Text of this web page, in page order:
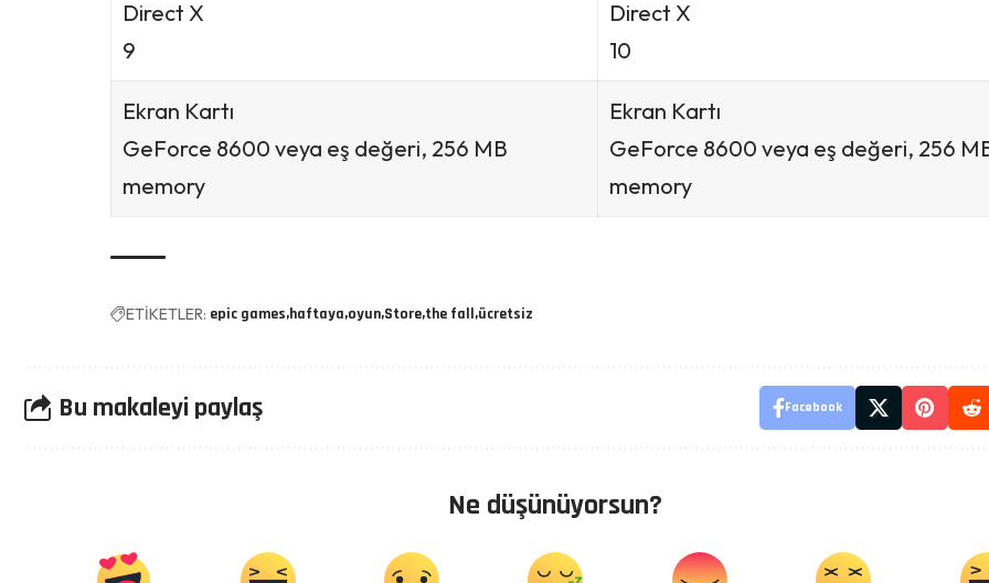
Direct X
9
Direct X
10
Ekran Kartı
GeForce 8600 veya eş değeri, 256 MB
memory
Ekran Kartı
GeForce 8600 veya eş değeri, 256
memory
ETİKETLER: epic games haftaya oyun Store the fall ücretsiz
Bu makaleyi paylaş Facebook
Ne düşünüyorsun?